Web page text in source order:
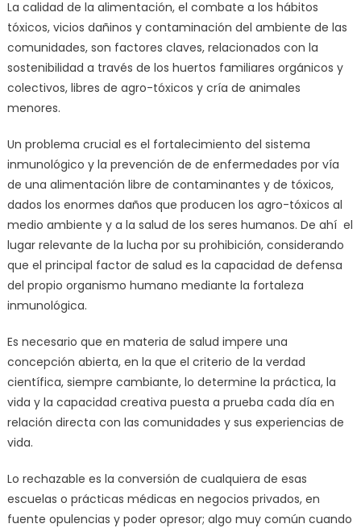
La calidad de la alimentación, el combate a los hábitos
tóxicos, vicios dañinos y contaminación del ambiente de las
comunidades, son factores claves, relacionados con la
sostenibilidad a través de los huertos familiares orgánicos y
colectivos, libres de agro-tóxicos y cría de animales
menores.
Un problema crucial es el fortalecimiento del sistema
inmunológico y la prevención de de enfermedades por vía
de una alimentación libre de contaminantes y de tóxicos,
dados los enormes daños que producen los agro-tóxicos al
medio ambiente y a la salud de los seres humanos. De ahí el
lugar relevante de la lucha por su prohibición, considerando
que el principal factor de salud es la capacidad de defensa
del propio organismo humano mediante la fortaleza
inmunológica.
Es necesario que en materia de salud impere una
concepción abierta, en la que el criterio de la verdad
científica, siempre cambiante, lo determine la práctica, la
vida y la capacidad creativa puesta a prueba cada día en
relación directa con las comunidades y sus experiencias de
vida.
Lo rechazable es la conversión de cualquiera de esas
escuelas o prácticas médicas en negocios privados, en
fuente opulencias y poder opresor; algo muy común cuando